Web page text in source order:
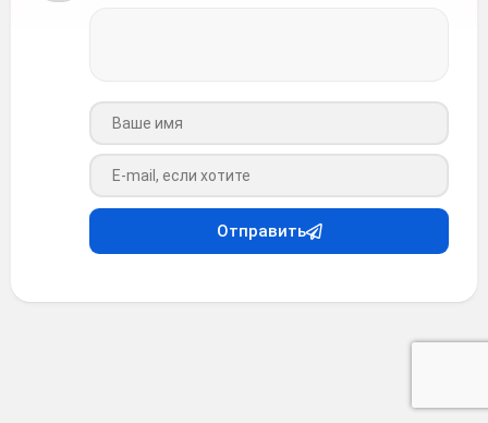
Ваше имя
Ваш e-mail
Отправить